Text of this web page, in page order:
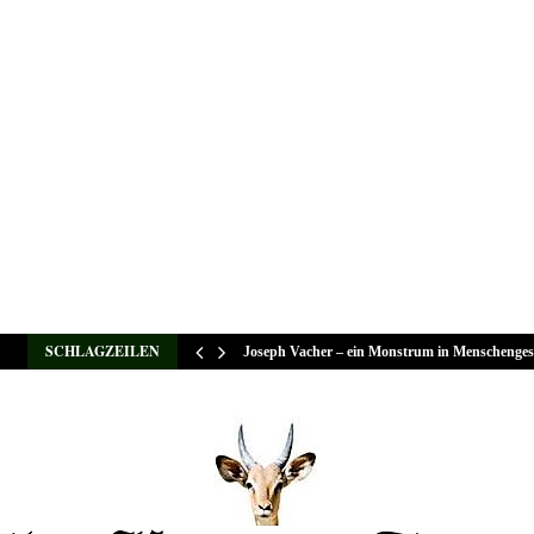
SCHLAGZEILEN Joseph Vacher – ein Monstrum in